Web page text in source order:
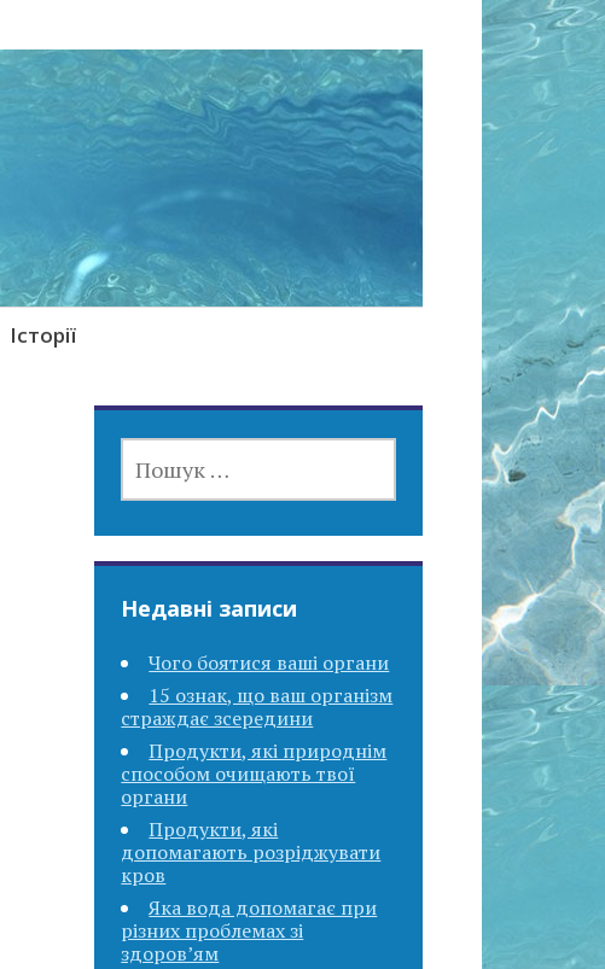
Історії
Недавні записи
Чого боятися ваші органи
15 ознак, що ваш організм
страждає зсередини
Продукти, які природнім
способом очищають твої
органи
Продукти, які
допомагають розріджувати
кров
Яка вода допомагає при
різних проблемах зі
здоров’ям